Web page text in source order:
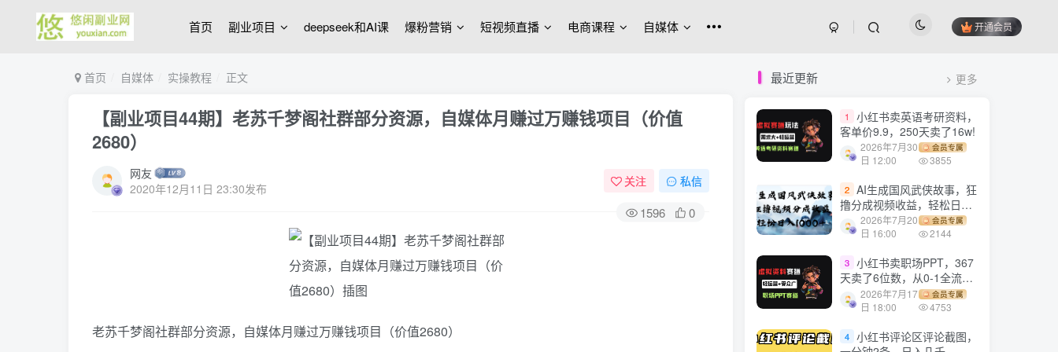
首页 副业项目 deepseek和AI课 爆粉营销 短视频直播 电商课程 自媒体 开通会员
首页 自媒体 实操教程 正文
【副业项目44期】老苏千梦阁社群部分资源，自媒体月赚过万赚钱项目（价值
2680）
网友
2020年12月11日 23:30发布
关注 私信
1596 0
老苏千梦阁社群部分资源，自媒体月赚过万赚钱项目（价值2680）
最近更新 更多
1
小红书卖英语考研资料，
客单价9.9，250天卖了16w!
2026年7月30
日 12:00
会员专属
3855
2 AI生成国风武侠故事，狂
撸分成视频收益，轻松日入
1000+【可多平台分发】！
2026年7月20
日 16:00
会员专属
2144
3 小红书卖职场PPT，367
天卖了6位数，从0-1全流程
讲解2026年7月17
日 18:00
会员专属
4753
4 小红书评论区评论截图，